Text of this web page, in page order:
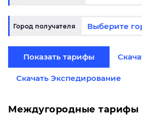
Город получателя
Показать тарифы
Скачать Экспедирование
Междугородные тарифы